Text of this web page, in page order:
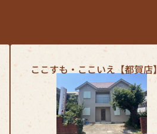
ここすも・ここいえ【都賀店】